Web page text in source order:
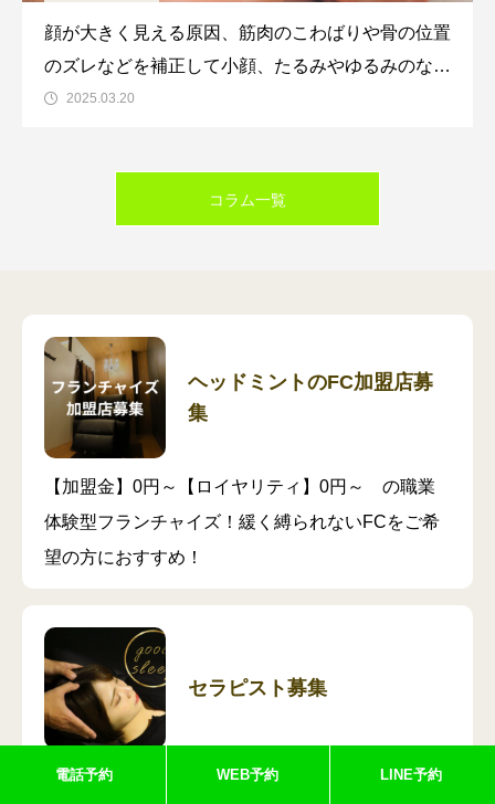
顔が大きく見える原因、筋肉のこわばりや骨の位置
のズレなどを補正して小顔、たるみやゆるみのない
フェイスラインに導く、小顔矯正やコルギ。今回
2025.03.20
コラム一覧
ヘッドミントのFC加盟店募
集
【加盟金】0円～【ロイヤリティ】0円～ の職業
体験型フランチャイズ！緩く縛られないFCをご希
望の方におすすめ！
セラピスト募集
ヘッドミントで働くセラピスト募集しています！
電話予約 WEB予約 LINE予約